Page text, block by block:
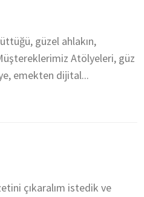
güzel ahlakın,
Atölyeleri, güz
emekten dijital...
çıkaralım istedik ve